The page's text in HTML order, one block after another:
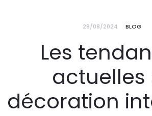
28/08/2024 BLOG
Les
actuelles
décoration